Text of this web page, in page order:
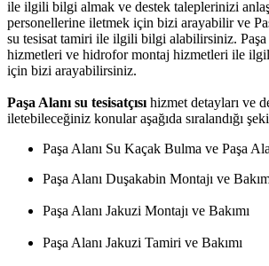
ile ilgili bilgi almak ve destek taleplerinizi
personellerine iletmek için bizi arayabilir ve
su tesisat tamiri ile ilgili bilgi alabilirsiniz.
hizmetleri ve hidrofor montaj hizmetleri ile
için bizi arayabilirsiniz.
Paşa Alanı su tesisatçısı hizmet detayları ve
iletebileceğiniz konular aşağıda sıralandığı
Paşa Alanı Su Kaçak Bulma ve Paşa
Paşa Alanı Duşakabin Montajı ve
Paşa Alanı Jakuzi Montajı ve Bakımı
Paşa Alanı Jakuzi Tamiri ve Bakımı